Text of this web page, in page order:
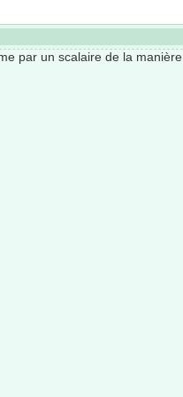
par un scalaire de la manière